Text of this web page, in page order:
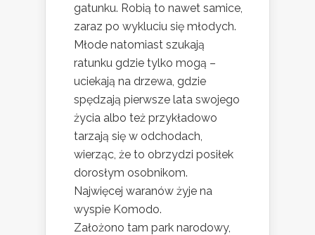
gatunku. Robią to nawet samice,
zaraz po wykluciu się młodych.
Młode natomiast szukają
ratunku gdzie tylko mogą –
uciekają na drzewa, gdzie
spędzają pierwsze lata swojego
życia albo też przykładowo
tarzają się w odchodach,
wierząc, że to obrzydzi posiłek
dorosłym osobnikom.
Najwięcej waranów żyje na
wyspie Komodo.
Założono tam park narodowy,